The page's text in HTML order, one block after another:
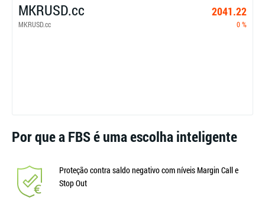
MKRUSD.cc 2041.22
MKRUSD.cc 0 %
Por que a FBS é uma escolha inteligente
Proteção contra saldo negativo com níveis Margin Call e
Stop Out